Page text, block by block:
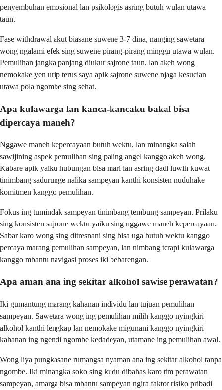
penyembuhan emosional lan psikologis asring butuh wulan utawa
taun.
Fase withdrawal akut biasane suwene 3-7 dina, nanging sawetara
wong ngalami efek sing suwene pirang-pirang minggu utawa wulan.
Pemulihan jangka panjang diukur sajrone taun, lan akeh wong
nemokake yen urip terus saya apik sajrone suwene njaga kesucian
utawa pola ngombe sing sehat.
Apa kulawarga lan kanca-kancaku bakal bisa
dipercaya maneh?
Nggawe maneh kepercayaan butuh wektu, lan minangka salah
sawijining aspek pemulihan sing paling angel kanggo akeh wong.
Kabare apik yaiku hubungan bisa mari lan asring dadi luwih kuwat
tinimbang sadurunge nalika sampeyan kanthi konsisten nuduhake
komitmen kanggo pemulihan.
Fokus ing tumindak sampeyan tinimbang tembung sampeyan. Prilaku
sing konsisten sajrone wektu yaiku sing nggawe maneh kepercayaan.
Sabar karo wong sing ditresnani sing bisa uga butuh wektu kanggo
percaya marang pemulihan sampeyan, lan nimbang terapi kulawarga
kanggo mbantu navigasi proses iki bebarengan.
Apa aman ana ing sekitar alkohol sawise perawatan?
Iki gumantung marang kahanan individu lan tujuan pemulihan
sampeyan. Sawetara wong ing pemulihan milih kanggo nyingkiri
alkohol kanthi lengkap lan nemokake migunani kanggo nyingkiri
kahanan ing ngendi ngombe kedadeyan, utamane ing pemulihan awal.
Wong liya pungkasane rumangsa nyaman ana ing sekitar alkohol tanpa
ngombe. Iki minangka soko sing kudu dibahas karo tim perawatan
sampeyan, amarga bisa mbantu sampeyan ngira faktor risiko pribadi